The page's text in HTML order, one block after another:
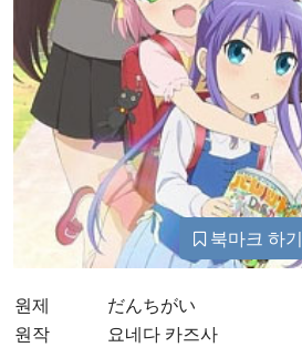
북마크 하기
원제
だんちがい
원작
요네다 카즈사